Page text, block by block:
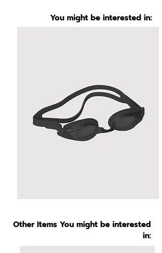
You might be interested in:
Other Items You might be interested
in: